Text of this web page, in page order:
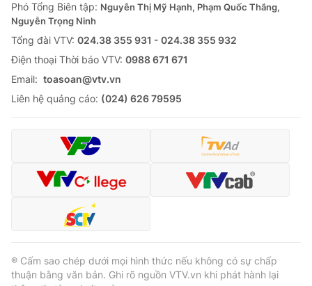
Thị trường
Tư vấn
Lịch phát sóng
Chuyên mục khác
Emagazine Podcast
Video Shorts video
VTV Money
VTV Sức khoẻ Bất động sản
Phó Tổng Biên tập: Nguyễn Thị Mỹ Hạnh, Phạm Quốc Thắng,
Nguyễn Trọng Ninh
Tổng đài VTV: 024.38 355 931 - 024.38 355 932
Ðiện thoại Thời báo VTV: 0988 671 671
Email: toasoan@vtv.vn
Liên hệ quảng cáo: (024) 626 79595
® Cấm sao chép dưới mọi hình thức nếu không có sự chấp
thuận bằng văn bản. Ghi rõ nguồn VTV.vn khi phát hành lại